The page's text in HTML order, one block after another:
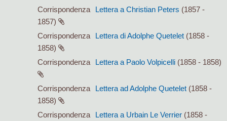
Corrispondenza
Lettera a Christian Peters (1857 -
1857)
Corrispondenza
Lettera di Adolphe Quetelet (1858 -
1858)
Corrispondenza
Lettera a Paolo Volpicelli (1858 - 1858)
Corrispondenza Lettera ad Adolphe Quetelet (1858 -
1858)
Corrispondenza
Lettera a Urbain Le Verrier (1858 -